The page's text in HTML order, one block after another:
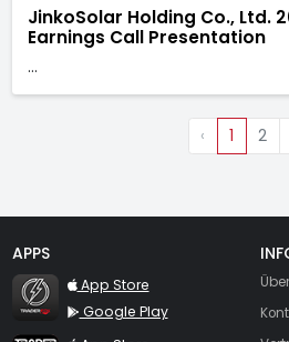
JinkoSolar Holding Co., Ltd.
Earnings Call Presentation
…
‹ 1 2
APPS
TraderFox Flash
App Store
Google Play